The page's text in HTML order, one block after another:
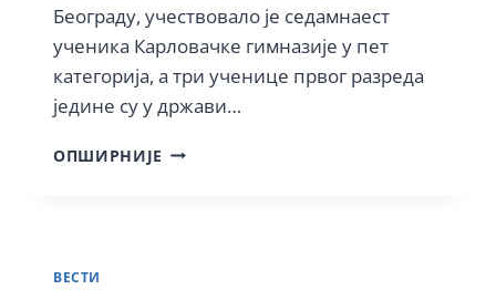
Београду, учествовало је седамнаест
ученика Карловачке гимназије у пет
категорија, а три ученице првог разреда
једине су у држави…
ОПШИРНИЈЕ КАРЛОВАЧКА
ВЕСТИ